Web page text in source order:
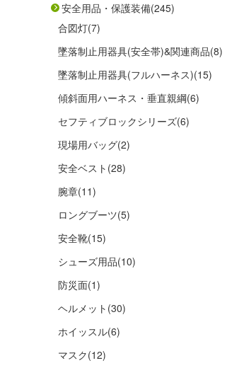
安全用品・保護装備(245)
合図灯(7)
墜落制止用器具(安全帯)&関連商品(8)
墜落制止用器具(フルハーネス)(15)
傾斜面用ハーネス・垂直親綱(6)
セフティブロックシリーズ(6)
現場用バッグ(2)
安全ベスト (28)
腕章(11)
ロングブーツ(5)
安全靴(15)
シューズ用品(10)
防災面(1)
ヘルメット (30)
ホイッスル(6)
マスク(12)